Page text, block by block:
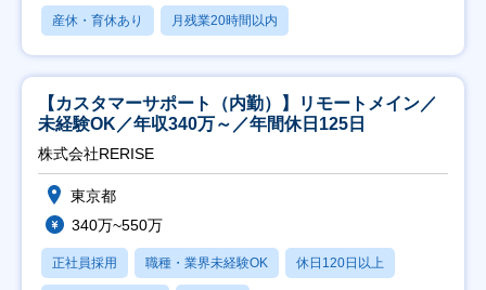
産休・育休あり 月残業20時間以内
【カスタマーサポート（内勤）】リモートメイン／
未経験OK／年収340万～／年間休日125日
株式会社RERISE
東京都
340万~550万
正社員採用 職種・業界未経験OK 休日120日以上